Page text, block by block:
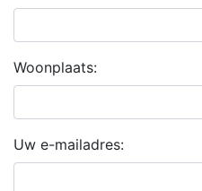
Woonplaats:
Uw e-mailadres: